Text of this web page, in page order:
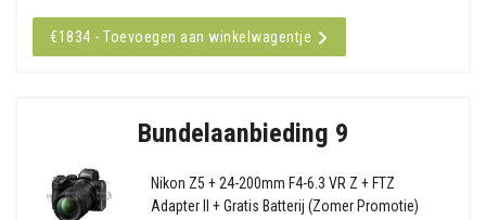
€1834 - Toevoegen aan winkelwagentje
Bundelaanbieding 9
Nikon Z5 + 24-200mm F4-6.3 VR Z + FTZ
Adapter II + Gratis Batterij (Zomer Promotie)